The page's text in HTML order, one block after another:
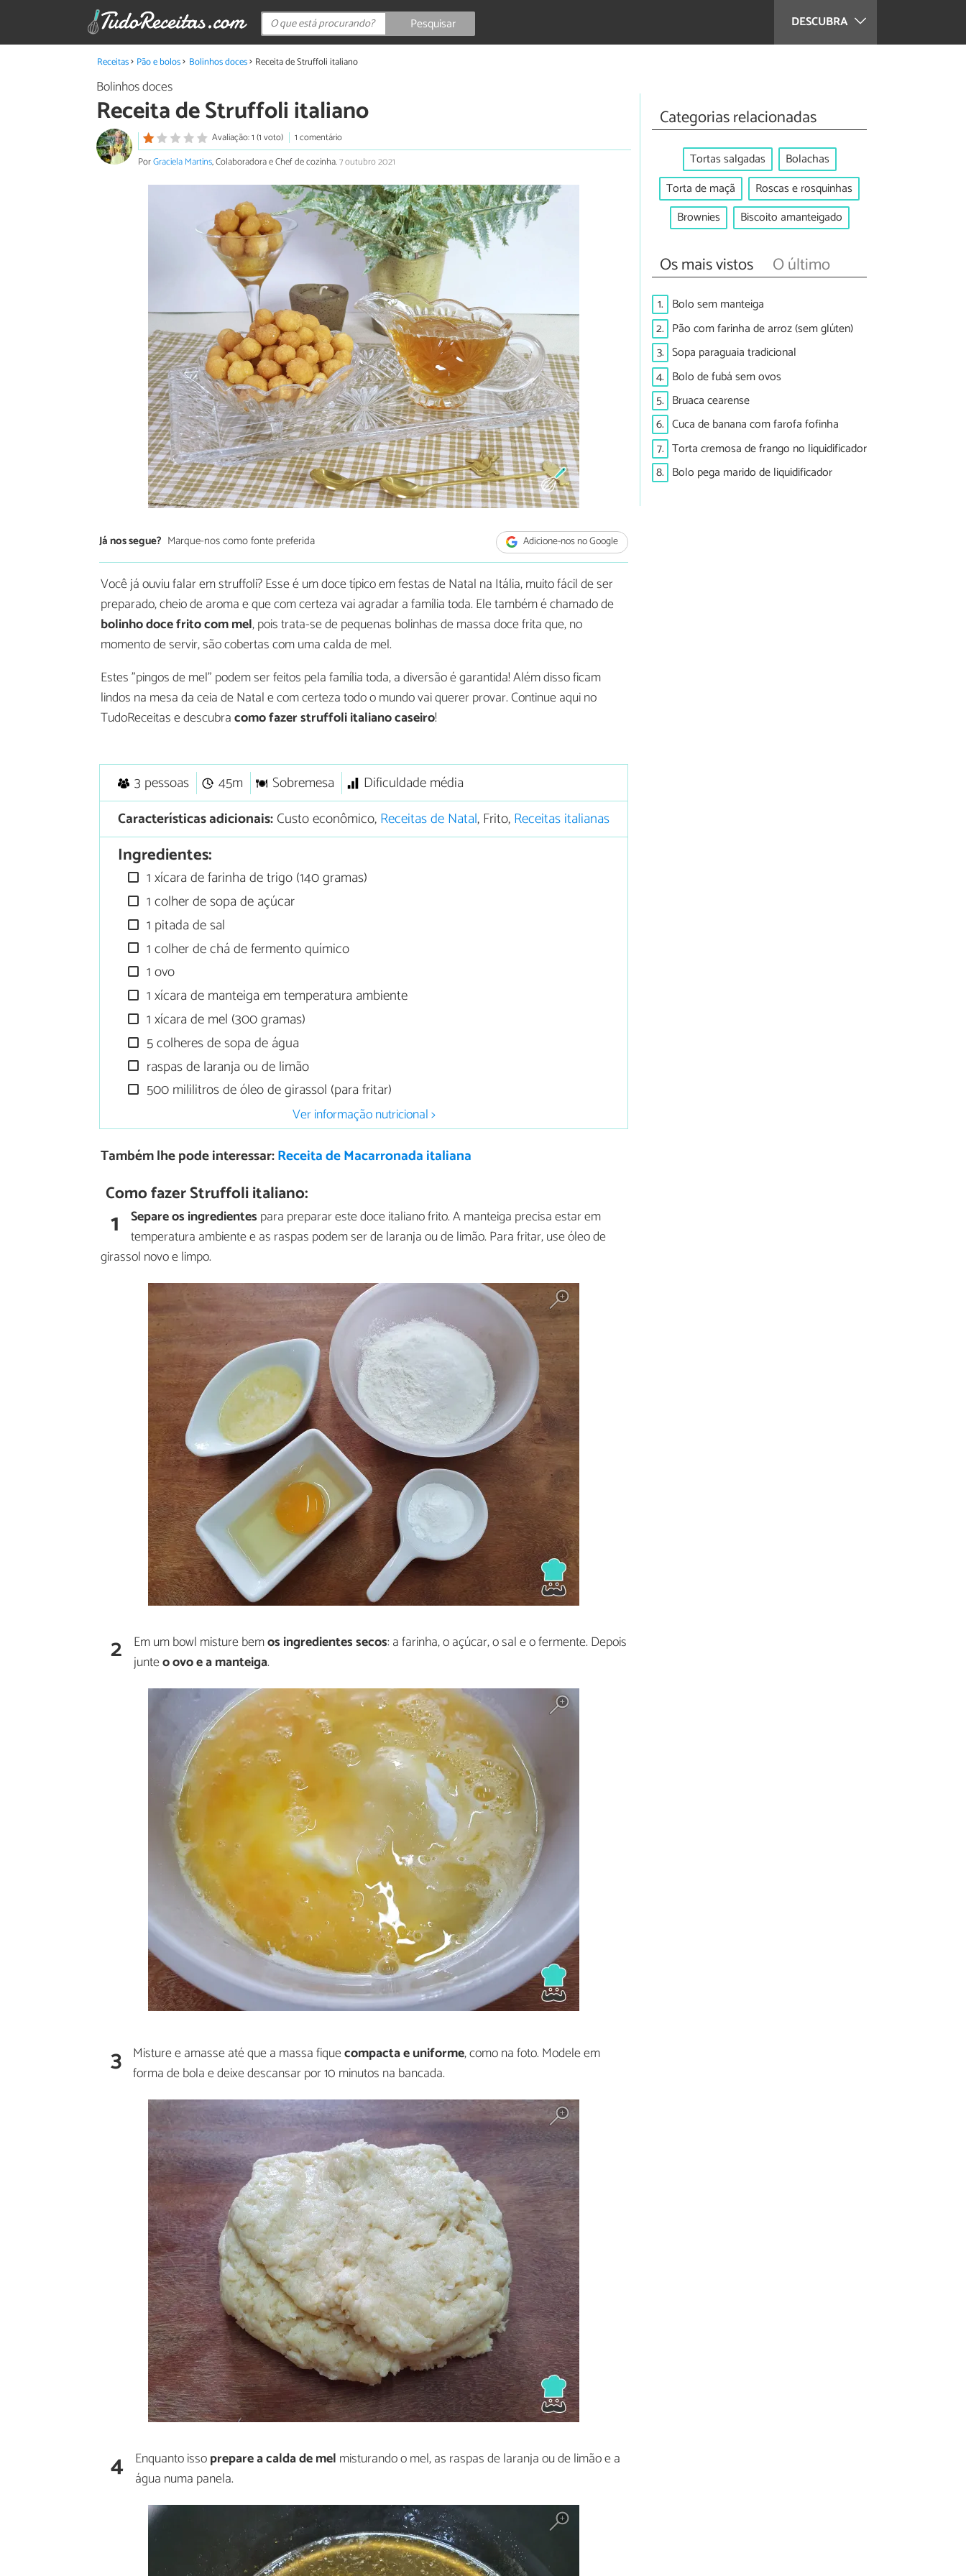
DESCUBRA
Pesquisar
Receitas Pão e bolos Bolinhos doces Receita de Struffoli italiano
Bolinhos doces
Receita de Struffoli italiano
Avaliação: 1 (1 voto)
1 comentário
PorGraciela Martins, Colaboradora e Chef de cozinha.7 outubro 2021
Já nos segue? Marque-nos como fonte preferida Adicione-nos no Google
Você já ouviu falar em struffoli? Esse é um doce típico em festas de Natal na Itália, muito fácil de ser
preparado, cheio de aroma e que com certeza vai agradar a família toda. Ele também é chamado de
bolinho doce frito com mel, pois trata-se de pequenas bolinhas de massa doce frita que, no
momento de servir, são cobertas com uma calda de mel.
Estes "pingos de mel" podem ser feitos pela família toda, a diversão é garantida! Além disso ficam
lindos na mesa da ceia de Natal e com certeza todo o mundo vai querer provar. Continue aqui no
TudoReceitas e descubracomo fazer struffoli italiano caseiro!
3 pessoas 45m Sobremesa
Dificuldade média
Características adicionais:Custo econômico,Receitas de Natal, Frito,Receitas italianas
Ingredientes:
1 xícara de farinha de trigo (140 gramas)
1 colher de sopa de açúcar
1 pitada de sal
1 colher de chá de fermento químico
1 ovo
1 xícara de manteiga em temperatura ambiente
1 xícara de mel (300 gramas)
5 colheres de sopa de água
raspas de laranja ou de limão
500 mililitros de óleo de girassol (para fritar)
Ver informação nutricional >
Também lhe pode interessar:Receita de Macarronada italiana
Como fazer Struffoli italiano:
1 Separe os ingredientes para preparar este doce italiano frito. A manteiga precisa estar em
temperatura ambiente e as raspas podem ser de laranja ou de limão. Para fritar, use óleo de
girassol novo e limpo.
2 Em um bowl misture bemos ingredientes secos: a farinha, o açúcar, o sal e o fermente. Depois
junteo ovo e a manteiga.
3 Misture e amasse até que a massa fiquecompacta e uniforme, como na foto. Modele em
forma de bola e deixe descansar por 10 minutos na bancada.
4 Enquanto issoprepare a calda de mel misturando o mel, as raspas de laranja ou de limão e a
água numa panela.
Categorias relacionadas
Tortas salgadas
Bolachas
Torta de maçã
Roscas e rosquinhas
Brownies
Biscoito amanteigado
Os mais vistos O último
1. Bolo sem manteiga
2. Pão com farinha de arroz (sem glúten)
3. Sopa paraguaia tradicional
4. Bolo de fubá sem ovos
5. Bruaca cearense
6. Cuca de banana com farofa fofinha
7. Torta cremosa de frango no liquidificador
8. Bolo pega marido de liquidificador